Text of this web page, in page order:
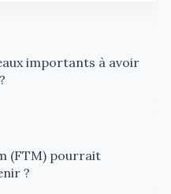
importants à avoir
(FTM) pourrait
?